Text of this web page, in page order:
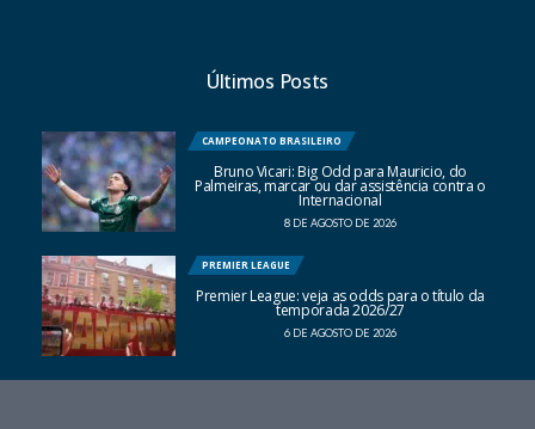
Últimos Posts
CAMPEONATO BRASILEIRO
Bruno Vicari: Big Odd para Mauricio, do
Palmeiras, marcar ou dar assistência contra o
Internacional
8 DE AGOSTO DE 2026
PREMIER LEAGUE
Premier League: veja as odds para o título da
temporada 2026/27
6 DE AGOSTO DE 2026